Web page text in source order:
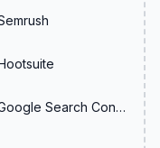
Google Search Console